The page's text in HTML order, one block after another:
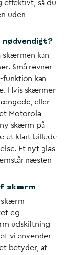
effektivt, så du
uden
skærmen kan
Små revner
funktion kan
Hvis skærmen
eller
Motorola
skærm på
et klart billede
Et nyt glas
næsten
skærm
skærm
og
udskiftning
vi anvender
betyder, at